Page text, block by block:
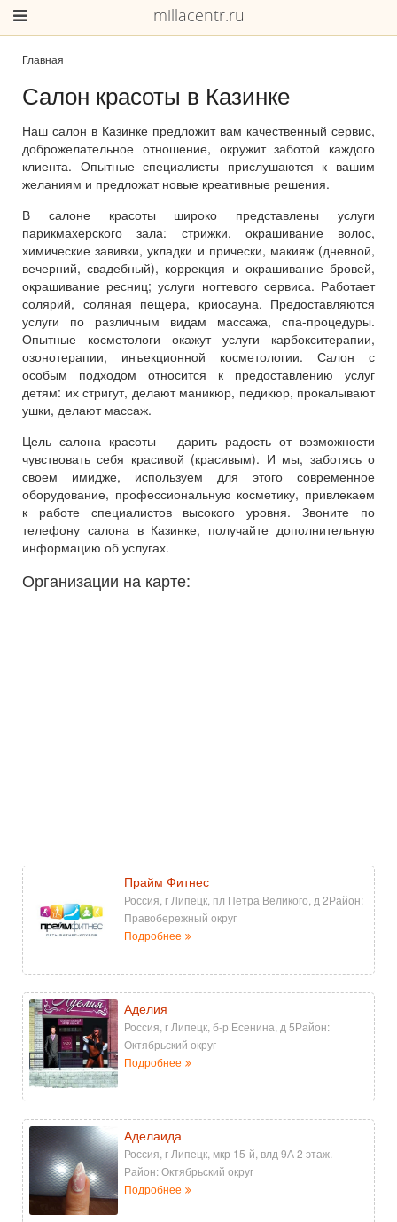
millacentr.ru
Главная
Салон красоты в Казинке
Наш салон в Казинке предложит вам качественный сервис,
доброжелательное отношение, окружит заботой каждого
клиента. Опытные специалисты прислушаются к вашим
желаниям и предложат новые креативные решения.
В салоне красоты широко представлены услуги
парикмахерского зала: стрижки, окрашивание волос,
химические завивки, укладки и прически, макияж (дневной,
вечерний, свадебный), коррекция и окрашивание бровей,
окрашивание ресниц; услуги ногтевого сервиса. Работает
солярий, соляная пещера, криосауна. Предоставляются
услуги по различным видам массажа, спа-процедуры.
Опытные косметологи окажут услуги карбокситерапии,
озонотерапии, инъекционной косметологии. Салон с
особым подходом относится к предоставлению услуг
детям: их стригут, делают маникюр, педикюр, прокалывают
ушки, делают массаж.
Цель салона красоты - дарить радость от возможности
чувствовать себя красивой (красивым). И мы, заботясь о
своем имидже, используем для этого современное
оборудование, профессиональную косметику, привлекаем
к работе специалистов высокого уровня. Звоните по
телефону салона в Казинке, получайте дополнительную
информацию об услугах.
Организации на карте:
Прайм Фитнес
Россия, г Липецк, пл Петра Великого, д 2Район:
Правобережный округ
Подробнее
Аделия
Россия, г Липецк, б-р Есенина, д 5Район:
Октябрьский округ
Подробнее
Аделаида
Россия, г Липецк, мкр 15-й, влд 9А 2 этаж.
Район: Октябрьский округ
Подробнее